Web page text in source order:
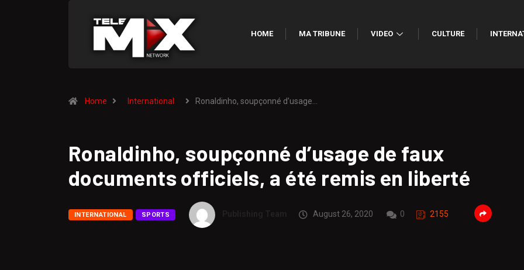
HOME MA TRIBUNE VIDEO CULTURE
Home International Ronaldinho, soupçonné d’usage…
Ronaldinho, soupçonné d’usage de faux
documents officiels, a été remis en liberté
INTERNATIONAL SPORTS August 26, 2020 0 2155